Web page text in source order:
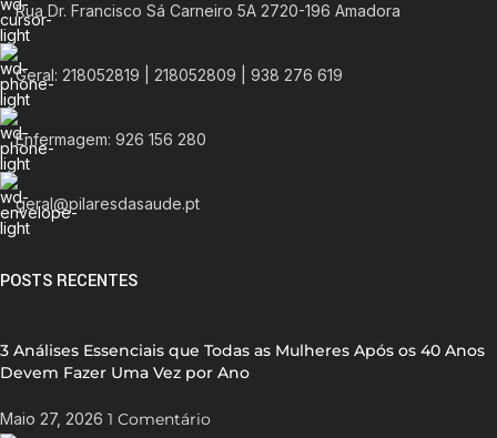
Artigos opinião
Revista TOP: Check-up Preventivo
Rua Dr. Francisco Sá Carneiro 5A 2720-196 Amadora
Geral: 218052819 | 218052809 | 938 276 619
Enfermagem: 926 156 280
geral@pilaresdasaude.pt
POSTS RECENTES
3 Análises Essenciais que Todas as Mulheres Após os 40 Anos
Devem Fazer Uma Vez por Ano
Maio 27, 2026 1 Comentário